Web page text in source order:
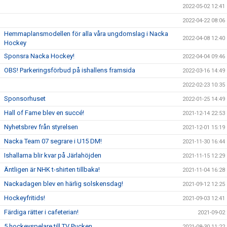
2022-05-02 12:41
2022-04-22 08:06
Hemmaplansmodellen för alla våra ungdomslag i Nacka
Hockey
2022-04-08 12:40
Sponsra Nacka Hockey! 2022-04-04 09:46
OBS! Parkeringsförbud på ishallens framsida 2022-03-16 14:49
2022-02-23 10:35
Sponsorhuset 2022-01-25 14:49
Hall of Fame blev en succé! 2021-12-14 22:53
Nyhetsbrev från styrelsen 2021-12-01 15:19
Nacka Team 07 segrare i U15 DM! 2021-11-30 16:44
Ishallarna blir kvar på Järlahöjden 2021-11-15 12:29
Äntligen är NHK t-shirten tillbaka! 2021-11-04 16:28
Nackadagen blev en härlig solskensdag! 2021-09-12 12:25
Hockeyfritids! 2021-09-03 12:41
Färdiga rätter i cafeterian! 2021-09-02